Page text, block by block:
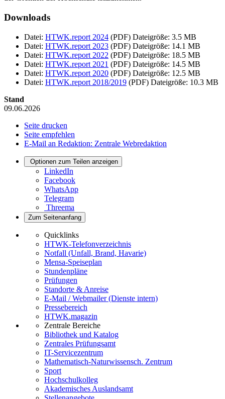
Downloads
Datei: HTWK.report 2024 (PDF) Dateigröße: 3.5 MB
Datei: HTWK.report 2023 (PDF) Dateigröße: 14.1 MB
Datei: HTWK.report 2022 (PDF) Dateigröße: 18.5 MB
Datei: HTWK.report 2021 (PDF) Dateigröße: 14.5 MB
Datei: HTWK.report 2020 (PDF) Dateigröße: 12.5 MB
Datei: HTWK.report 2018/2019 (PDF) Dateigröße: 10.3 MB
Stand
09.06.2026
Seite drucken
Seite empfehlen
E-Mail an Redaktion: Zentrale Webredaktion
Optionen zum Teilen anzeigen
LinkedIn
Facebook
WhatsApp
Telegram
Threema
Zum Seitenanfang
Quicklinks
HTWK-Telefonverzeichnis
Notfall (Unfall, Brand, Havarie)
Mensa-Speiseplan
Stundenpläne
Prüfungen
Standorte & Anreise
E-Mail / Webmailer (Dienste intern)
Pressebereich
HTWK.magazin
Zentrale Bereiche
Bibliothek und Katalog
Zentrales Prüfungsamt
IT-Servicezentrum
Mathematisch-Naturwissensch. Zentrum
Sport
Hochschulkolleg
Akademisches Auslandsamt